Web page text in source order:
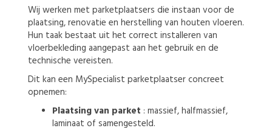
Wij werken met parketplaatsers die instaan voor de
plaatsing, renovatie en herstelling van houten vloeren.
Hun taak bestaat uit het correct installeren van
vloerbekleding aangepast aan het gebruik en de
technische vereisten.
Dit kan een MySpecialist parketplaatser concreet
opnemen:
Plaatsing van parket : massief, halfmassief,
laminaat of samengesteld.